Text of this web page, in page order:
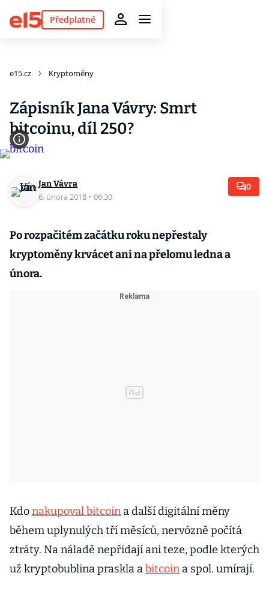
Předplatné
e15.cz Kryptoměny
Zápisník Jana Vávry: Smrt
bitcoinu, díl 250?
Jan Vávra
6. února 2018 · 06:30
0
Po rozpačitém začátku roku nepřestaly
kryptoměny krvácet ani na přelomu ledna a
února.
Kdonakupoval bitcoin a další digitální měny
během uplynulých tří měsíců, nervózně počítá
ztráty. Na náladě nepřidají ani teze, podle kterých
už kryptobublina praskla abitcoin a spol. umírají.